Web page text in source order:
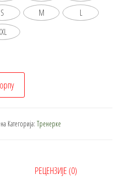
S M
L
Категорија: Тренерке
РЕЦЕНЗИЈЕ (0)